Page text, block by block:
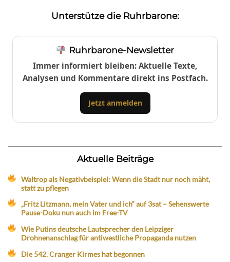
Unterstütze die Ruhrbarone:
Ruhrbarone-Newsletter
Immer informiert bleiben: Aktuelle Texte,
Analysen und Kommentare direkt ins Postfach.
Jetzt anmelden
Aktuelle Beiträge
Waltrop als Negativbeispiel: Wenn die Stadt nur noch mäht,
statt zu pflegen
„Fritz Litzmann, mein Vater und ich“ auf 3sat – Sehenswerte
Pause-Doku nun auch im Free-TV
Wie Putins deutsche Lautsprecher den Leipziger
Drohnenanschlag für antiwestliche Propaganda nutzen
Die 542. Cranger Kirmes hat begonnen